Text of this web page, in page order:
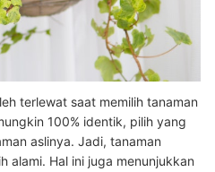
terlewat saat memilih tanaman
100% identik, pilih yang
aslinya. Jadi, tanaman
alami. Hal ini juga menunjukkan